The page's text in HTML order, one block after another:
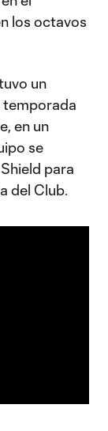
los octavos
un
temporada
en un
se
para
del Club.